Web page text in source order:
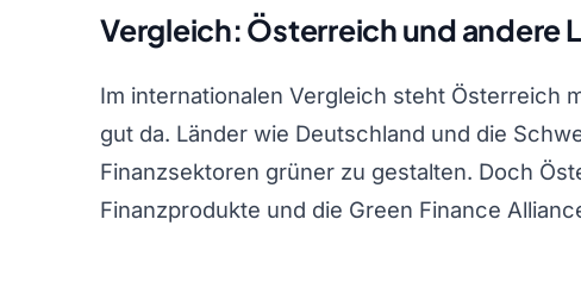
Vergleich: Österreich und andere
Im internationalen Vergleich steht Österreich
gut da. Länder wie Deutschland und die
Finanzsektoren grüner zu gestalten. Doch
Finanzprodukte und die Green Finance